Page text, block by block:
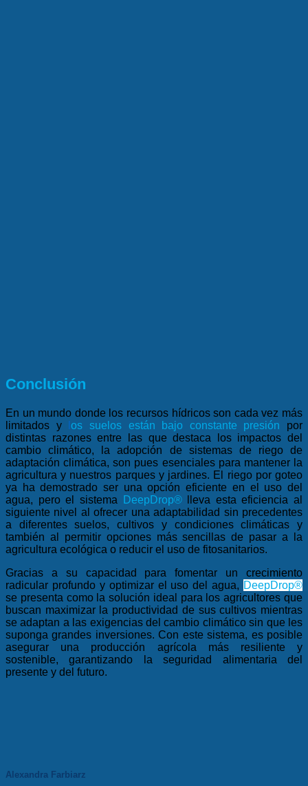
Conclusión
En un mundo donde los recursos hídricos son cada vez más
limitados y
los suelos están bajo constante presión por
distintas razones entre las que destaca los impactos del
cambio climático, la adopción de sistemas de riego de
adaptación climática, son pues esenciales para mantener la
agricultura y nuestros parques y jardines. El riego por goteo
ya ha demostrado ser una opción eficiente en el uso del
agua, pero el sistema
DeepDrop®lleva esta eficiencia al
siguiente nivel al ofrecer una adaptabilidad sin precedentes
a diferentes suelos, cultivos y condiciones climáticas y
también al permitir opciones más sencillas de pasar a la
agricultura ecológica o reducir el uso de fitosanitarios.
Gracias a su capacidad para fomentar un crecimiento
radicular profundo y optimizar el uso del agua, DeepDrop®
se presenta como la solución ideal para los agricultores que
buscan maximizar la productividad de sus cultivos mientras
se adaptan a las exigencias del cambio climático sin que les
suponga grandes inversiones. Con este sistema, es posible
asegurar una producción agrícola más resiliente y
sostenible, garantizando la seguridad alimentaria del
presente y del futuro.
Alexandra Farbiarz